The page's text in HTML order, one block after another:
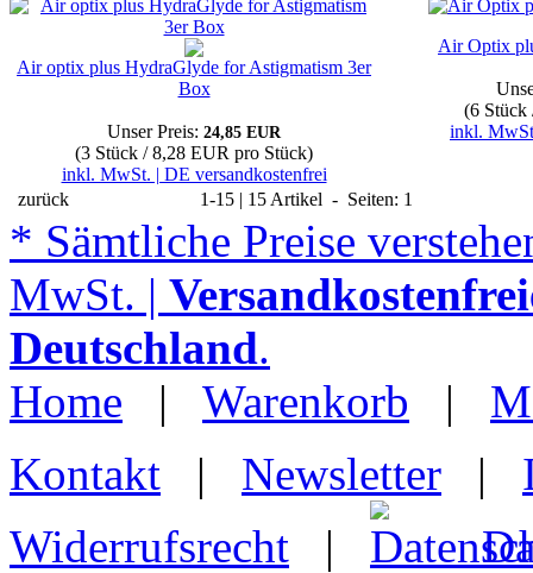
Air optix plus HydraGlyde for Astigmatism 3er
Box
Unser Preis: 24,85 EUR
(3 Stück / 8,28 EUR pro Stück)
inkl. MwSt. | DE versandkostenfrei
Air Optix
(6 Stück
inkl.
zurück 1-15 | 15 Artikel - Seiten: 1
* Sämtliche Preise
MwSt. |
Deutschland.
Home | Warenkorb |
Kontakt | Newsletter |
Widerrufsrecht |